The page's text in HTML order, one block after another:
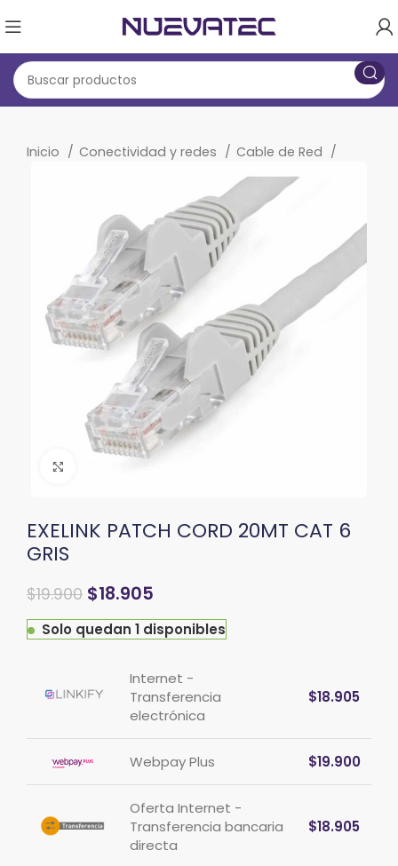
Inicio Conectividad y redes Cable de Red
EXELINK PATCH CORD 20MT CAT 6
GRIS
$19.900 $18.905
Solo quedan 1 disponibles
Internet -
Transferencia
electrónica
$18.905
Webpay Plus $19.900
Oferta Internet -
Transferencia bancaria
directa
$18.905